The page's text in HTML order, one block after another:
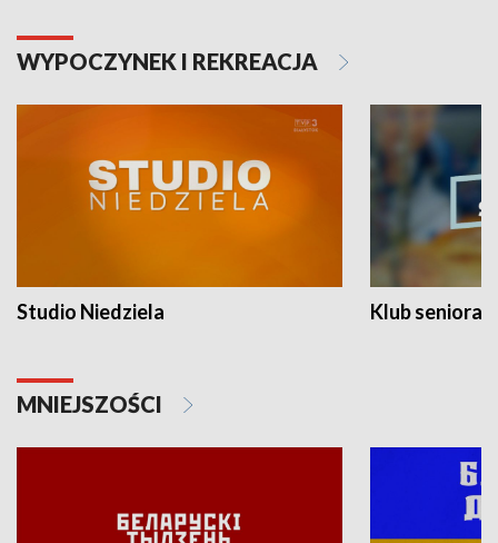
WYPOCZYNEK I REKREACJA
Studio Niedziela Klub seniora
MNIEJSZOŚCI